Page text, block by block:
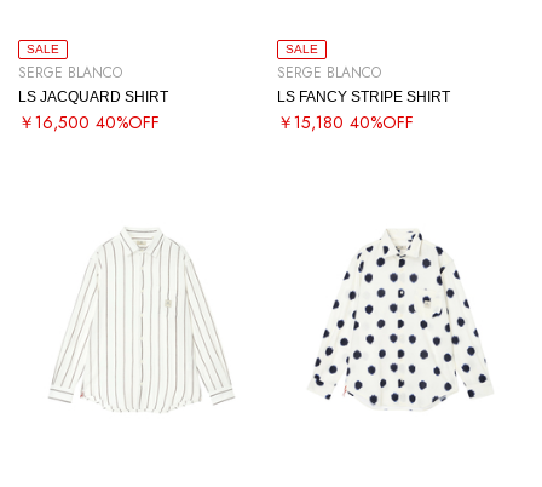
SALE
SERGE BLANCO
LS JACQUARD SHIRT
￥16,500 40%OFF
SALE
SERGE BLANCO
LS FANCY STRIPE SHIRT
￥15,180 40%OFF